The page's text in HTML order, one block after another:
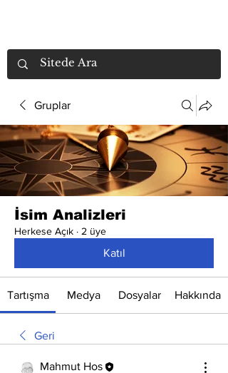
Gruplar
İsim Analizleri
Herkese Açık · 2 üye
Katıl
Tartışma Medya Dosyalar Hakkında
Geri
Mahmut Hos